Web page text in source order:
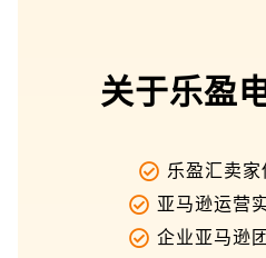
关于乐盈
乐盈汇卖家
亚马逊运营
企业亚马逊